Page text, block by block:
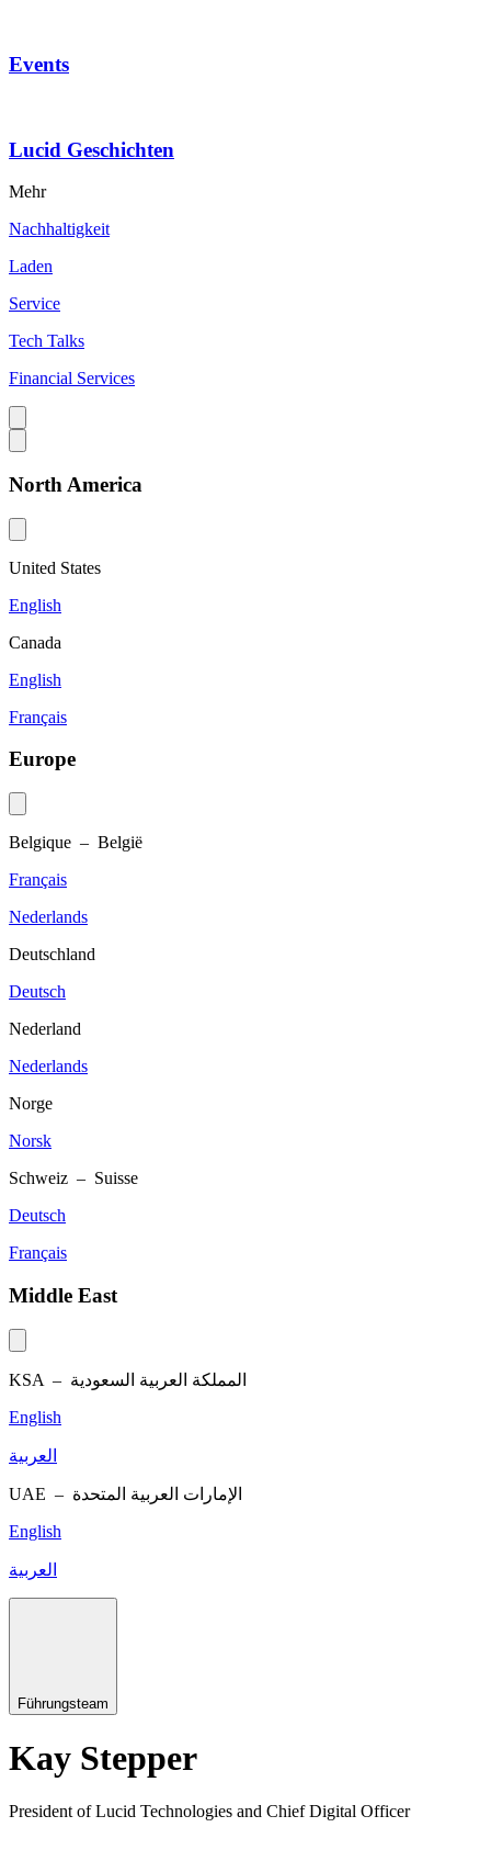
Events
Lucid Geschichten
Mehr
Nachhaltigkeit
Laden
Service
Tech Talks
Financial Services
North America
United States
English
Canada
English
Français
Europe
Belgique – België
Français
Nederlands
Deutschland
Deutsch
Nederland
Nederlands
Norge
Norsk
Schweiz – Suisse
Deutsch
Français
Middle East
KSA – المملكة العربية السعودية
English
العربية
UAE – الإمارات العربية المتحدة
English
العربية
Führungsteam
Kay Stepper
President of Lucid Technologies and Chief Digital Officer